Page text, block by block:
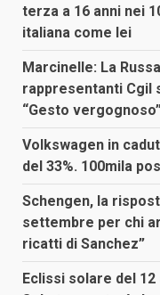
terza a 16 anni nei
italiana come lei
Marcinelle: La
rappresentanti Cgil
“Gesto
Volkswagen in
del 33%. 100mila
Schengen, la
settembre per chi
ricatti di Sanchez”
Eclissi solare del